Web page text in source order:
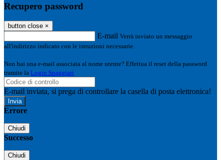
Recupero password
button close ×
E-mail Verrà inviato un messaggio
all'indirizzo indicato con le istruzioni necessarie.
Non hai una e-mail associata al nome utente? Effettua il reset della password
tramite la Login Spaggiari
E-mail inviata, si prega di controllare la casella di posta elettronica!
Errore
Chiudi
Successo
Chiudi